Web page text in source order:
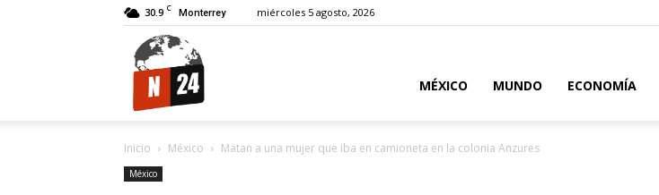
30.9 C Monterrey miércoles 5 agosto, 2026
MÉXICO MUNDO ECONOMÍA
Inicio México Matan a una mujer que iba en camioneta en la colonia Anzures
México